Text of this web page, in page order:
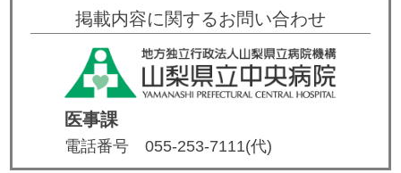
掲載内容に関するお問い合わせ
医事課
電話番号 055-253-7111(代)